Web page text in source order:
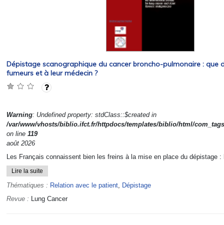
Dépistage scanographique du cancer broncho-pulmonaire : que
fumeurs et à leur médecin ?
Warning: Undefined property: stdClass::$created in
/var/www/vhosts/biblio.ifct.fr/httpdocs/templates/biblio/html/
on line 119
août 2026
Les Français connaissent bien les freins à la mise en place du dépistage
Lire la suite
Thématiques : Relation avec le patient, Dépistage
Revue : Lung Cancer